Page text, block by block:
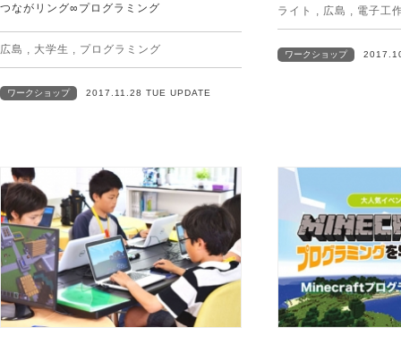
つながリング∞プログラミング
広島 , 大学生 , プログラミング
ワークショップ 2017.11.28 TUE UPDATE
ライト , 広島 , 電子工
ワークショップ